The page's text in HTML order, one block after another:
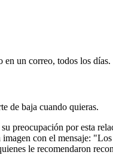
un correo, todos los
de baja cuando quieras.
preocupación por esta
con el mensaje:
le recomendaron